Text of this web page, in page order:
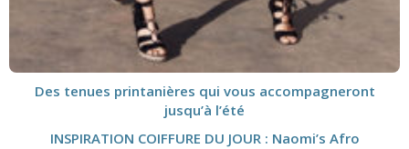
Des tenues printanières qui vous accompagneront
jusqu’à l’été
INSPIRATION COIFFURE DU JOUR : Naomi’s Afro